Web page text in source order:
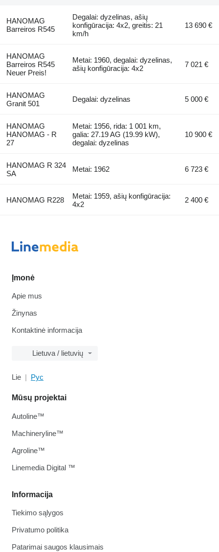
HANOMAG
Barreiros R545
Degalai: dyzelinas, ašių
konfigūracija: 4x2, greitis: 21
km/h
13 690 €
HANOMAG
Barreiros R545
Neuer Preis!
Metai: 1960, degalai: dyzelinas,
ašių konfigūracija: 4x2
7 021 €
HANOMAG
Granit 501
Degalai: dyzelinas 5 000 €
HANOMAG
HANOMAG - R
27
Metai: 1956, rida: 1 001 km,
galia: 27.19 AG (19.99 kW),
degalai: dyzelinas
10 900 €
HANOMAG R 324
SA
Metai: 1962 6 723 €
HANOMAG R228
Metai: 1959, ašių konfigūracija:
4x2
2 400 €
Įmonė
Apie mus
Žinynas
Kontaktinė informacija
Lietuva / lietuvių
Lie Рус
Informacija
Tiekimo sąlygos
Privatumo politika
Patarimai saugos klausimais
Mūsų projektai
Autoline™
Machineryline™
Agroline™
Linemedia Digital ™